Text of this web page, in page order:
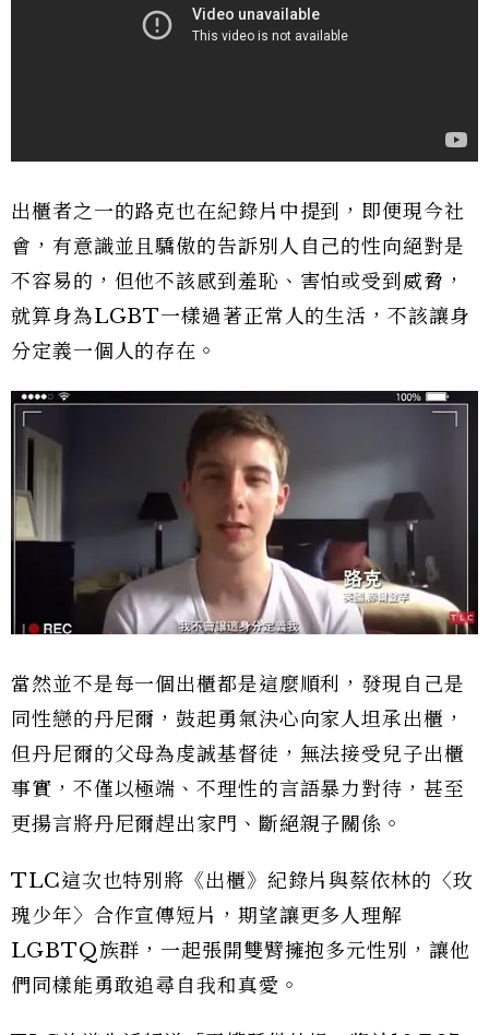
出櫃者之一的路克也在紀錄片中提到，即便現今社
會，有意識並且驕傲的告訴別人自己的性向絕對是
不容易的，但他不該感到羞恥、害怕或受到威脅，
就算身為LGBT一樣過著正常人的生活，不該讓身
分定義一個人的存在。
當然並不是每一個出櫃都是這麼順利，發現自己是
同性戀的丹尼爾，鼓起勇氣決心向家人坦承出櫃，
但丹尼爾的父母為虔誠基督徒，無法接受兒子出櫃
事實，不僅以極端、不理性的言語暴力對待，甚至
更揚言將丹尼爾趕出家門、斷絕親子關係。
TLC這次也特別將《出櫃》紀錄片與蔡依林的〈玫
瑰少年〉合作宣傳短片，期望讓更多人理解
LGBTQ族群，一起張開雙臂擁抱多元性別，讓他
們同樣能勇敢追尋自我和真愛。